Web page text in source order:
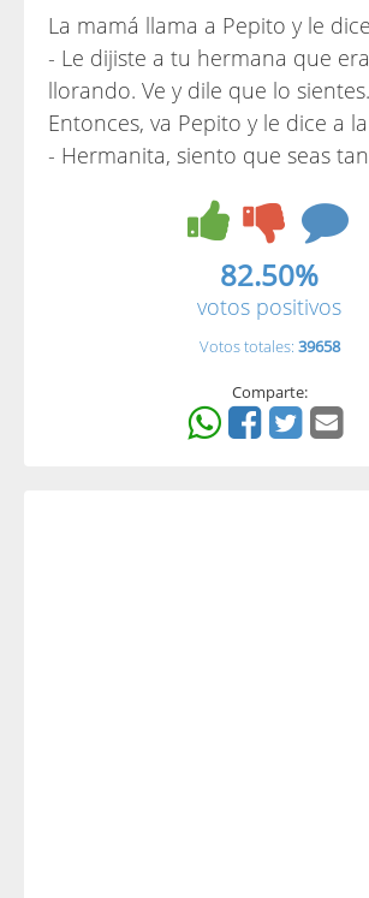
La mamá llama a Pepito y le
- Le dijiste a tu hermana que
llorando. Ve y dile que lo sientes.
Entonces, va Pepito y le dice a
- Hermanita, siento que seas
82.50%
votos positivos
Votos totales: 39658
Comparte: